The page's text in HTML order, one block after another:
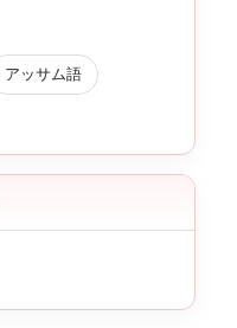
アッサム語